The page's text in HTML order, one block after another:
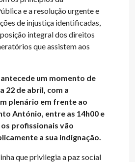
e a resolução urgente e
de injustiça identificadas,
integral dos direitos
que assistem aos
antecede um momento de
22 de abril, com a
plenário em frente ao
António, entre as 14h00 e
os profissionais vão
a sua indignação.
que privilegia a paz social